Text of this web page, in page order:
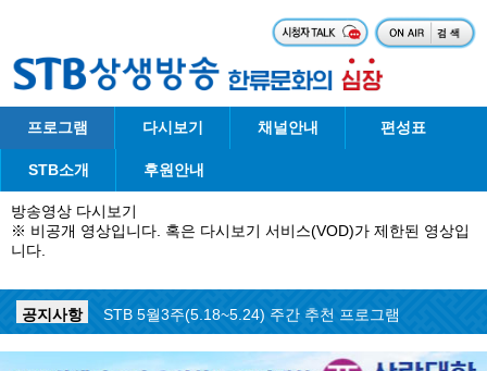
프로그램 다시보기 채널안내 편성표
STB소개 후원안내
방송영상 다시보기
※ 비공개 영상입니다. 혹은 다시보기 서비스(VOD)가 제한된 영상입
니다.
공지사항
STB 5월4주(5.25~5.31) 주간 추천 프로그램
공지사항
STB 5월3주(5.18~5.24) 주간 추천 프로그램
공지사항
STB 4월마지막주(4.27~5.3) 주간 추천 프로그램
STB 4월4주(4.20~4.26) 주간 추천 프로그램